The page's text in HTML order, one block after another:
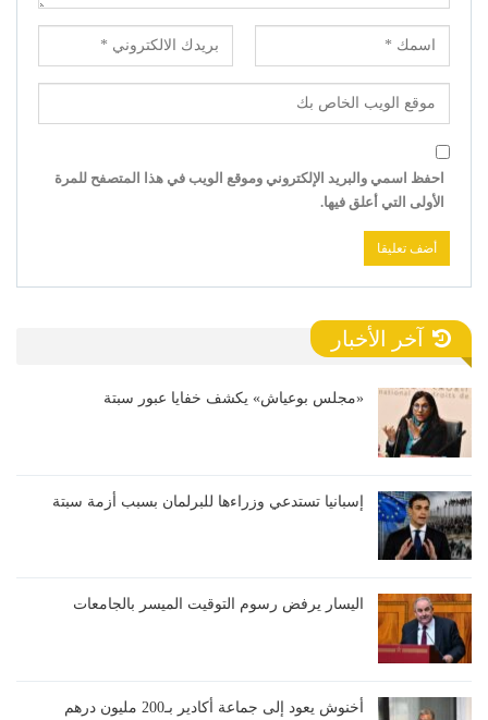
احفظ اسمي والبريد الإلكتروني وموقع الويب في هذا المتصفح للمرة
الأولى التي أعلق فيها.
آخر الأخبار
«مجلس بوعياش» يكشف خفايا عبور سبتة
إسبانيا تستدعي وزراءها للبرلمان بسبب أزمة سبتة
اليسار يرفض رسوم التوقيت الميسر بالجامعات
أخنوش يعود إلى جماعة أكادير بـ200 مليون درهم